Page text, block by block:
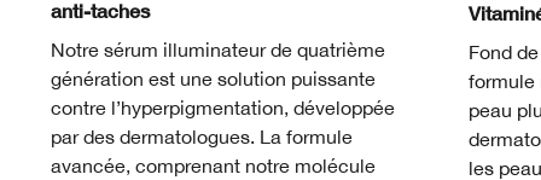
anti-taches
Notre sérum illuminateur de quatrième
génération est une solution puissante
contre l’hyperpigmentation, développée
par des dermatologues. La formule
avancée, comprenant notre molécule
Fond
formule
peau
les